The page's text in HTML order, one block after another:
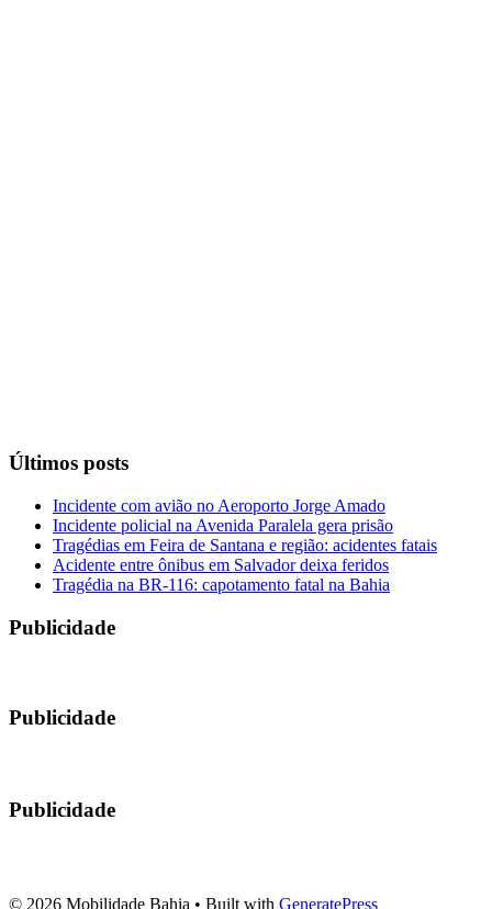
Últimos posts
Incidente com avião no Aeroporto Jorge Amado
Incidente policial na Avenida Paralela gera prisão
Tragédias em Feira de Santana e região: acidentes fatais
Acidente entre ônibus em Salvador deixa feridos
Tragédia na BR-116: capotamento fatal na Bahia
Publicidade
Publicidade
Publicidade
© 2026 Mobilidade Bahia • Built with GeneratePress